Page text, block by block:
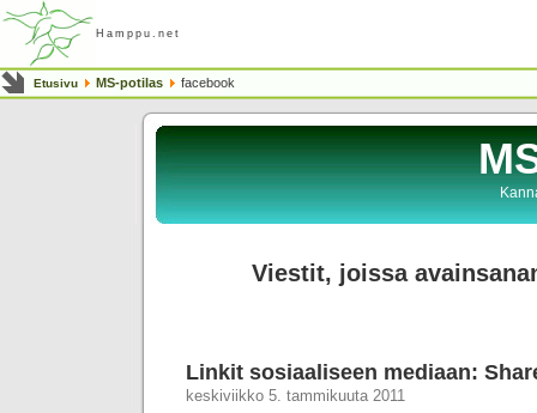
Hamppu.net
Etusivu MS-potilas facebook
Viestit, joissa
Linkit sosiaaliseen mediaan:
keskiviikko 5. tammikuuta 2011